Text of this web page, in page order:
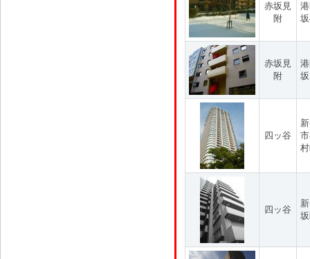
赤坂見
附
赤坂見
附
四ッ谷
四ッ谷